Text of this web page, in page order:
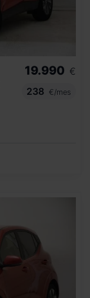
19.990 €
238
€/mes